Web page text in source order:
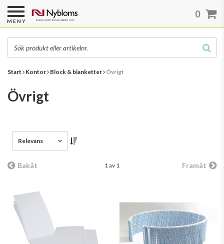
Start Kontor Block & blanketter Övrigt
Övrigt
Relevans
Bakåt 1 av 1 Framåt
MENY
0